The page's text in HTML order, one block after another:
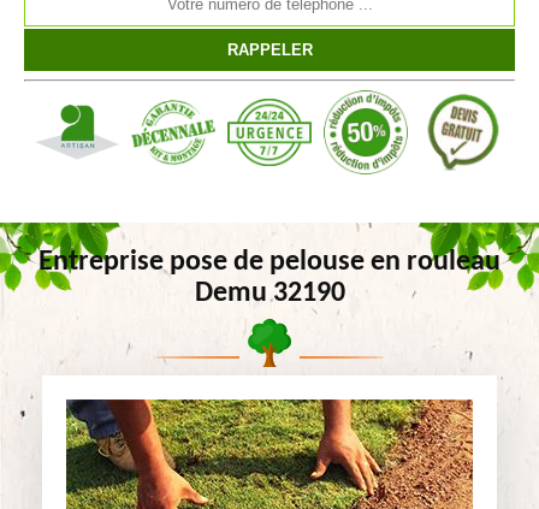
Entreprise pose de pelouse en rouleau
Demu 32190